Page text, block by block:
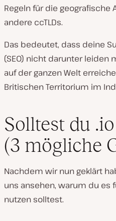
Regeln für die geografische
andere ccTLDs.
Das bedeutet, dass deine
(SEO) nicht darunter leiden
auf der ganzen Welt
Britischen Territorium im
Solltest du
(3 mögliche
Nachdem wir nun geklärt
uns ansehen, warum du es
nutzen solltest.